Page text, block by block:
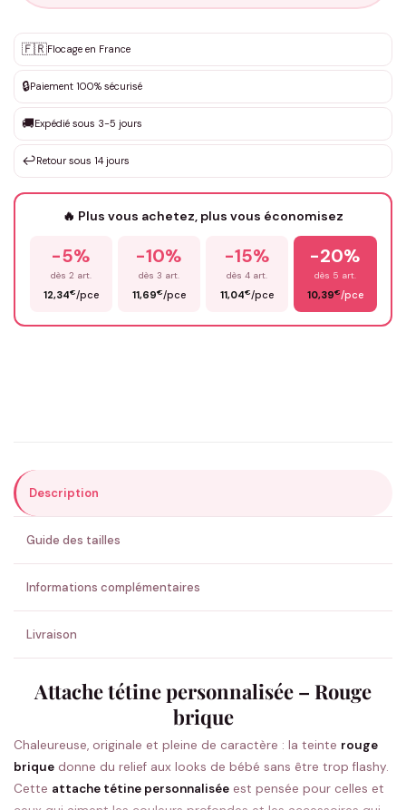
✨ Personnalisation sur mesure
DEVIS GRATUIT · Personnalisation de 3 à 10€ selon la demande
Que souhaitez-vous ?*
Votre texte / idée*
Prénom*
ENVOYER MA DEMANDE ✨
💚 Retour sous 24-48h🇫🇷 Flocage en France✅ Validation avant fabrication
🇫🇷Flocage en France
🔒Paiement 100% sécurisé
🚚Expédié sous 3-5 jours
↩️Retour sous 14 jours
🔥 Plus vous achetez, plus vous économisez
-5%
dès 2 art.
12,34€/pce
-10%
dès 3 art.
11,69€/pce
-15%
dès 4 art.
11,04€/pce
-20%
dès 5 art.
10,39€/pce
Description
Guide des tailles
Informations complémentaires
Livraison
Attache tétine personnalisée – Rouge
brique
Chaleureuse, originale et pleine de caractère : la teinte rouge
brique donne du relief aux looks de bébé sans être trop flashy.
Cette attache tétine personnalisée est pensée pour celles et